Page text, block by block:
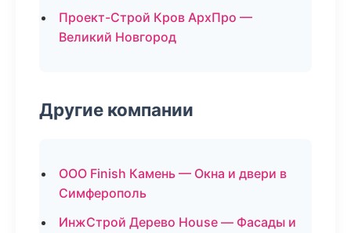
Проект-Строй Кров АрхПро —
Великий Новгород
Другие компании
ООО Finish Камень — Окна и двери в
Симферополь
ИнжСтрой Дерево House — Фасады и